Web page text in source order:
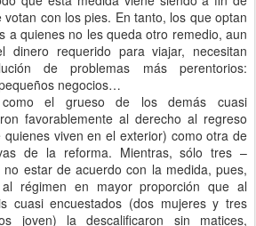
con los pies. En tanto, los que optan
a quienes no les queda otro remedio, aun
dinero requerido para viajar, necesitan
de problemas más perentorios:
negocios…
el grueso de los demás cuasi
favorablemente al derecho al regreso
viven en el exterior) como otra de
de la reforma. Mientras, sólo tres –
estar de acuerdo con la medida, pues,
régimen en mayor proporción que al
cuasi encuestados (dos mujeres y tres
joven) la descalificaron sin matices,